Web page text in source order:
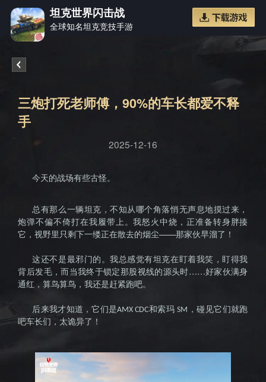
坦克世界闪击战
全球知名坦克竞技手游
《坦克
世界闪
击战》
三炮打死老师傅，90%的车长都爱不释
手
2025-12-16
今天的战场有些古怪。
总有那么一辆坦克，不知从哪个角落悄无声息地摸过来，
炮弹不偏不倚打在我履带上。我怒火中烧，正准备转身胖揍
它，视野里只剩下一缕正在散去的烟尘——那家伙早溜了！
这还不是最邪门的。我总感觉有坦克在盯着我笑，盯得我
背后发毛，而当我终于锁定那股视线的源头时……好家伙满身
通红，算鸟算鸟，我还是赶紧跑吧。
后来我才知道，它们是AMX CDC和索玛SM ，碰见它们就跑
吧车长们，太诡异了！